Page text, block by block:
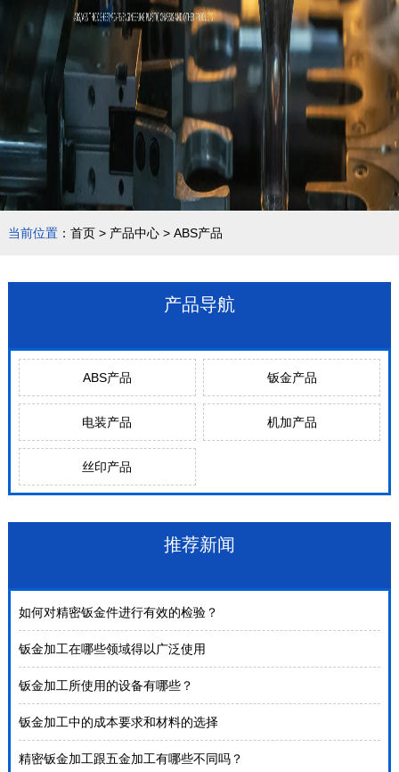
当前位置： 首页> 产品中心> ABS产品
产品导航
ABS产品 钣金产品
电装产品 机加产品
丝印产品
推荐新闻
如何对精密钣金件进行有效的检验？
钣金加工在哪些领域得以广泛使用
钣金加工所使用的设备有哪些？
钣金加工中的成本要求和材料的选择
精密钣金加工跟五金加工有哪些不同吗？